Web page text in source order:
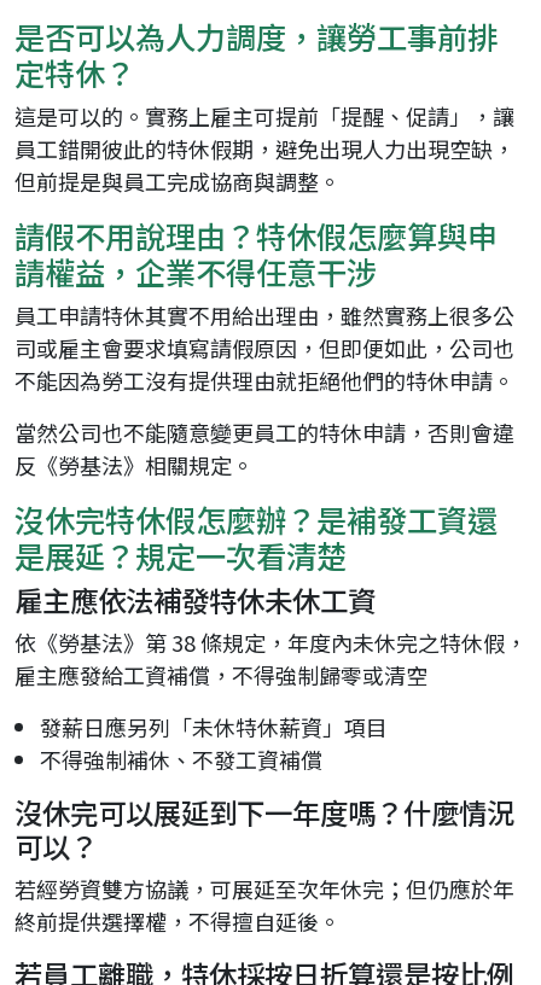
是否可以為人力調度，讓勞工事前排
定特休？
這是可以的。實務上雇主可提前「提醒、促請」，讓
員工錯開彼此的特休假期，避免出現人力出現空缺，
但前提是與員工完成協商與調整。
請假不用說理由？特休假怎麼算與申
請權益，企業不得任意干涉
員工申請特休其實不用給出理由，雖然實務上很多公
司或雇主會要求填寫請假原因，但即便如此，公司也
不能因為勞工沒有提供理由就拒絕他們的特休申請。
當然公司也不能隨意變更員工的特休申請，否則會違
反《勞基法》相關規定。
沒休完特休假怎麼辦？是補發工資還
是展延？規定一次看清楚
雇主應依法補發特休未休工資
依《勞基法》第 38 條規定，年度內未休完之特休假，
雇主應發給工資補償，不得強制歸零或清空
發薪日應另列「未休特休薪資」項目
不得強制補休、不發工資補償
沒休完可以展延到下一年度嗎？什麼情況
可以？
若經勞資雙方協議，可展延至次年休完；但仍應於年
終前提供選擇權，不得擅自延後。
若員工離職，特休採按日折算還是按比例